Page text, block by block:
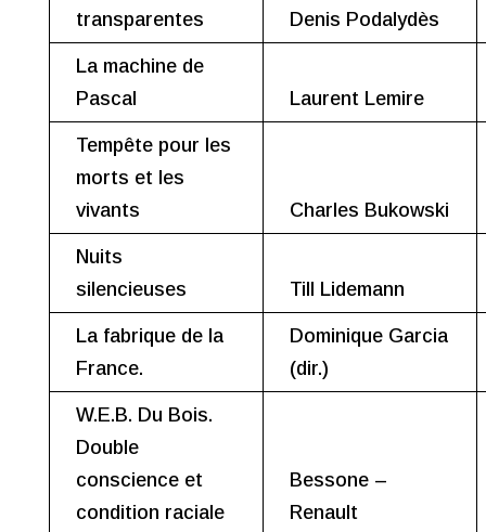
transparentes
Denis Podalydès
La machine de
Pascal
Laurent Lemire
Tempête pour les
morts et les
vivants
Charles Bukowski
Nuits
silencieuses
Till Lidemann
La fabrique de la
France.
Dominique Garcia
(dir.)
W.E.B. Du Bois.
Double
conscience et
condition raciale
Bessone –
Renault